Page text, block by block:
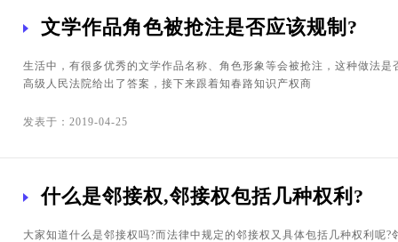
文学作品角色被抢注是否应该规制?
生活中，有很多优秀的文学作品名称、角色形象等会被抢注，这种做法是
高级人民法院给出了答案，接下来跟着知春路知识产权商
发表于：2019-04-25
什么是邻接权,邻接权包括几种权利?
大家知道什么是邻接权吗?而法律中规定的邻接权又具体包括几种权利呢?